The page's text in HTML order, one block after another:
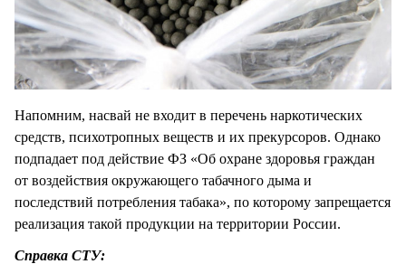
Напомним, насвай не входит в перечень наркотических
средств, психотропных веществ и их прекурсоров. Однако
подпадает под действие ФЗ «Об охране здоровья граждан
от воздействия окружающего табачного дыма и
последствий потребления табака», по которому запрещается
реализация такой продукции на территории России.
Справка СТУ: